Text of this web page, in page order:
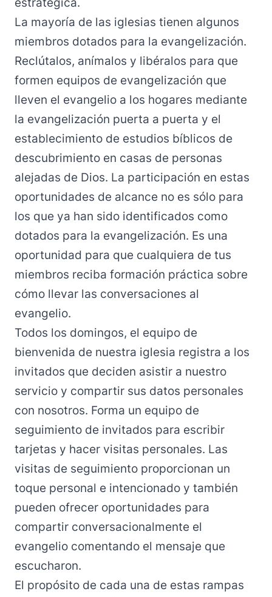
La mayoría de las iglesias tienen algunos
miembros dotados para la evangelización.
Reclútalos, anímalos y libéralos para que
formen equipos de evangelización que
lleven el evangelio a los hogares mediante
la evangelización puerta a puerta y el
establecimiento de estudios bíblicos de
descubrimiento en casas de personas
alejadas de Dios. La participación en estas
oportunidades de alcance no es sólo para
los que ya han sido identificados como
dotados para la evangelización. Es una
oportunidad para que cualquiera de tus
miembros reciba formación práctica sobre
cómo llevar las conversaciones al
evangelio.
Todos los domingos, el equipo de
bienvenida de nuestra iglesia registra a los
invitados que deciden asistir a nuestro
servicio y compartir sus datos personales
con nosotros. Forma un equipo de
seguimiento de invitados para escribir
tarjetas y hacer visitas personales. Las
visitas de seguimiento proporcionan un
toque personal e intencionado y también
pueden ofrecer oportunidades para
compartir conversacionalmente el
evangelio comentando el mensaje que
escucharon.
El propósito de cada una de estas rampas